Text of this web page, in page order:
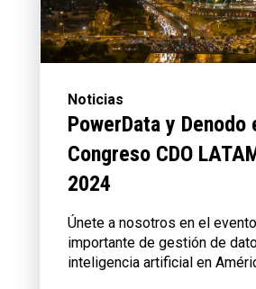
Noticias
PowerData y Denodo
Congreso CDO
2024
Únete a nosotros en el
importante de gestión de
inteligencia artificial en